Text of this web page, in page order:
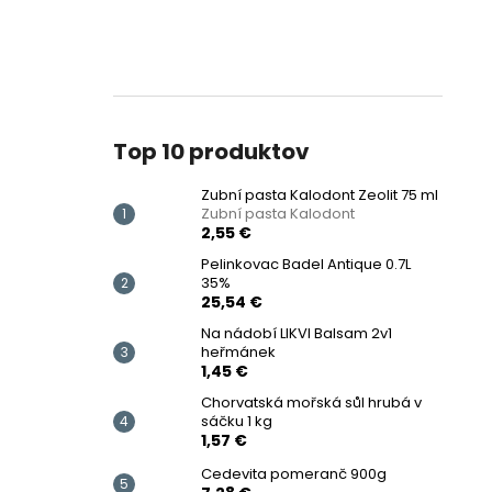
Top 10 produktov
Zubní pasta Kalodont Zeolit ​​75 ml
Zubní pasta Kalodont
2,55 €
Pelinkovac Badel Antique 0.7L
35%
25,54 €
Na nádobí LIKVI Balsam 2v1
heřmánek
1,45 €
Chorvatská mořská sůl hrubá v
sáčku 1 kg
1,57 €
Cedevita pomeranč 900g